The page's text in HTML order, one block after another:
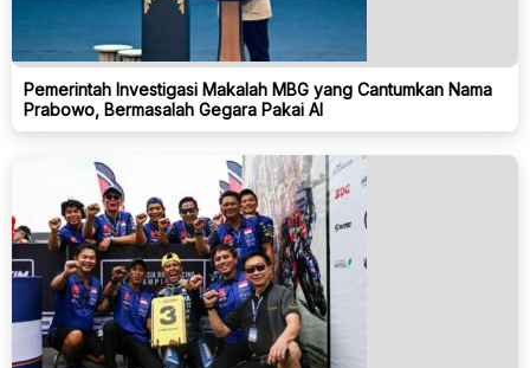
Pemerintah Investigasi Makalah MBG yang Cantumkan Nama
Prabowo, Bermasalah Gegara Pakai AI